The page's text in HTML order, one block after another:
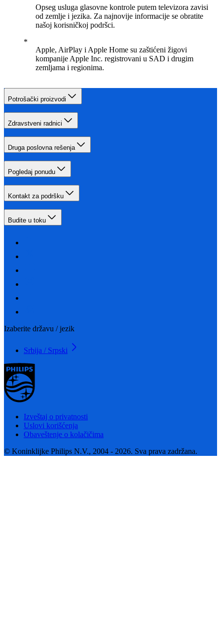
Opseg usluga glasovne kontrole putem televizora zavisi
od zemlje i jezika. Za najnovije informacije se obratite
našoj korisničkoj podršci.
Apple, AirPlay i Apple Home su zaštićeni žigovi
kompanije Apple Inc. registrovani u SAD i drugim
zemljama i regionima.
Potrošački proizvodi
Zdravstveni radnici
Druga poslovna rešenja
Pogledaj ponudu
Kontakt za podršku
Budite u toku
Izaberite državu / jezik
Srbija / Srpski
Izveštaj o privatnosti
Uslovi korišćenja
Obaveštenje o kolačičima
© Koninklijke Philips N.V., 2004 - 2026. Sva prava zadržana.